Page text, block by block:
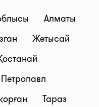
Алматы
Жетысай
Петропавл
Тараз